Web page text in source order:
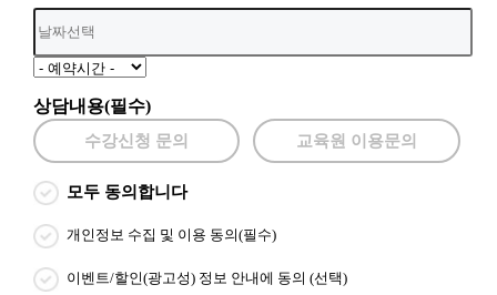
상담내용(필수)
수강신청 문의 교육원 이용문의
모두 동의합니다
개인정보 수집 및 이용 동의(필수)
이벤트/할인(광고성) 정보 안내에 동의 (선택)